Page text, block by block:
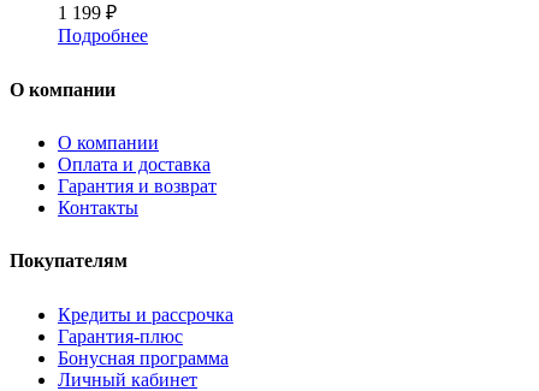
1 199 ₽
Подробнее
О компании
О компании
Оплата и доставка
Гарантия и возврат
Контакты
Покупателям
Кредиты и рассрочка
Гарантия-плюс
Бонусная программа
Личный кабинет